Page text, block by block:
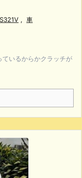
, 車
いるからかクラッチが